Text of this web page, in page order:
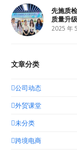
先施质
质量升级
2025 年
文章分类
公司动态
外贸课堂
未分类
跨境电商